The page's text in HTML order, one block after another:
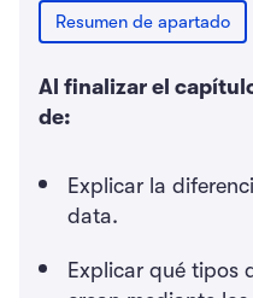
Resumen de apartado
Al finalizar el
de:
Explicar la
data.
Explicar qué tipos